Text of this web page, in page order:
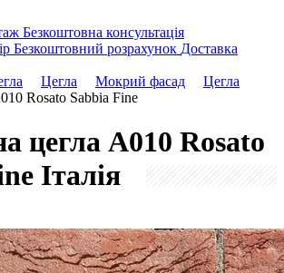
Безкоштовна консультація
Безкоштовний розрахунок Доставка
Цегла Мокрий фасад
Цегла
Rosato Sabbia Fine
цегла A010 Rosato
Італія